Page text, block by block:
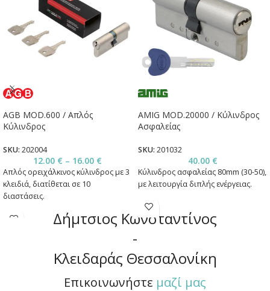
AGB MOD.600 / Απλός
Κύλινδρος
SKU: 202004
12.00 € – 16.00 €
Απλός ορειχάλκινος κύλινδρος με 3
κλειδιά, διατίθεται σε 10
διαστάσεις.
AMIG MOD.20000 / Κύλινδρος
Ασφαλείας
SKU: 201032
40.00 €
Κύλινδρος ασφαλείας 80mm (30-50),
με λειτουργία διπλής ενέργειας.
Δήμτσιος Κωνσταντίνος
-
Κλειδαράς Θεσσαλονίκη
Επικοινωνήστε μαζί μας